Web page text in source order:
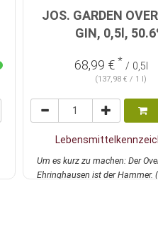
JOS. GARDEN
GIN, 0,5l,
68,99 € * / 0,5l
(137,98 € / 1 l)
Um es kurz zu machen: Der
Ehringhausen ist der Hammer.